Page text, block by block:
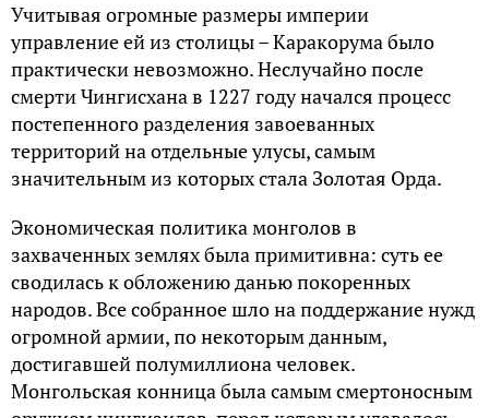
Учитывая огромные размеры империи
управление ей из столицы – Каракорума было
практически невозможно. Неслучайно после
смерти Чингисхана в 1227 году начался процесс
постепенного разделения завоеванных
территорий на отдельные улусы, самым
значительным из которых стала Золотая Орда.
Экономическая политика монголов в
захваченных землях была примитивна: суть ее
сводилась к обложению данью покоренных
народов. Все собранное шло на поддержание нужд
огромной армии, по некоторым данным,
достигавшей полумиллиона человек.
Монгольская конница была самым смертоносным